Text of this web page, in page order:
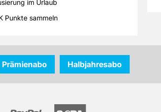
im Urlaub
Punkte sammeln
Prämienabo Halbjahresabo